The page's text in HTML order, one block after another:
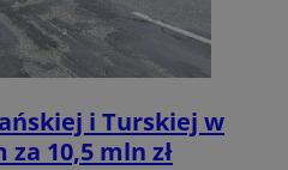
i Turskiej w
za 10,5 mln zł